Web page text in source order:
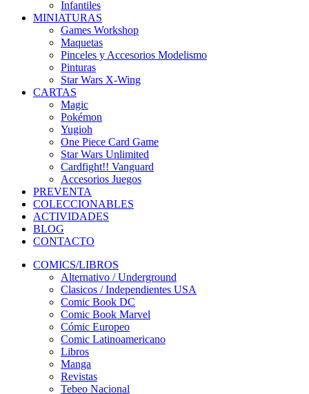
Infantiles
MINIATURAS
Games Workshop
Maquetas
Pinceles y Accesorios Modelismo
Pinturas
Star Wars X-Wing
CARTAS
Magic
Pokémon
Yugioh
One Piece Card Game
Star Wars Unlimited
Cardfight!! Vanguard
Accesorios Juegos
PREVENTA
COLECCIONABLES
ACTIVIDADES
BLOG
CONTACTO
COMICS/LIBROS
Alternativo / Underground
Clasicos / Independientes USA
Comic Book DC
Comic Book Marvel
Cómic Europeo
Comic Latinoamericano
Libros
Manga
Revistas
Tebeo Nacional